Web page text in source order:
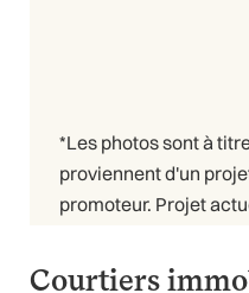
*Les photos sont à
proviennent d'un
promoteur. Projet
Courtiers